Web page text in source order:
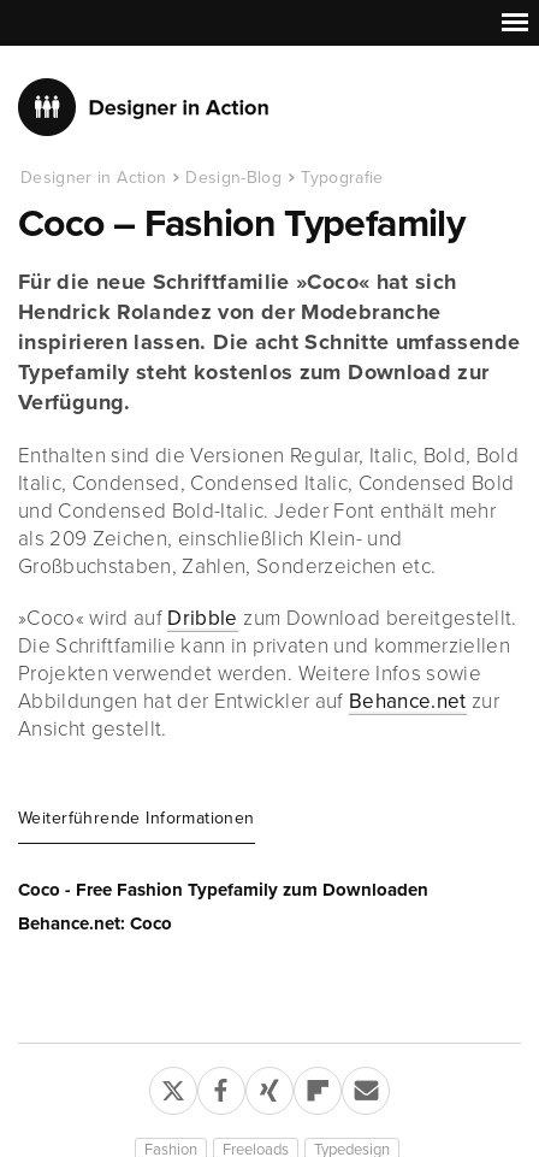
Designer in Action Design-Blog Typografie
Coco – Fashion Typefamily
Für die neue Schriftfamilie »Coco« hat sich
Hendrick Rolandez von der Modebranche
inspirieren lassen. Die acht Schnitte umfassende
Typefamily steht kostenlos zum Download zur
Verfügung.
Enthalten sind die Versionen Regular, Italic, Bold, Bold
Italic, Condensed, Condensed Italic, Condensed Bold
und Condensed Bold-Italic. Jeder Font enthält mehr
als 209 Zeichen, einschließlich Klein- und
Großbuchstaben, Zahlen, Sonderzeichen etc.
»Coco« wird auf Dribble zum Download bereitgestellt.
Die Schriftfamilie kann in privaten und kommerziellen
Projekten verwendet werden. Weitere Infos sowie
Abbildungen hat der Entwickler auf Behance.net zur
Ansicht gestellt.
Weiterführende Informationen
Coco - Free Fashion Typefamily zum Downloaden
Behance.net: Coco
Fashion Freeloads Typedesign